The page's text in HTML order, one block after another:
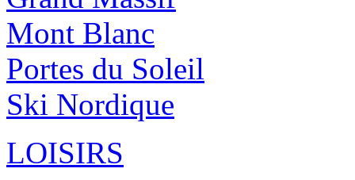
Mont Blanc
Portes du Soleil
Ski Nordique
LOISIRS